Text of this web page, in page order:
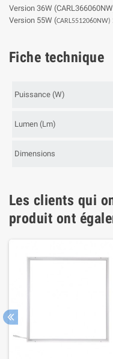
Version 36W
Version 55W (CARL5512060NW)
Fiche technique
Puissance (W)
Lumen (Lm)
Dimensions
Les clients qui
produit ont